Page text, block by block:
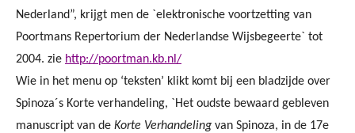
Nederland”, krijgt men de `elektronische voortzetting van
Poortmans Repertorium der Nederlandse Wijsbegeerte` tot
2004. zie http://poortman.kb.nl/
Wie in het menu op ‘teksten’ klikt komt bij een bladzijde over
Spinoza´s Korte verhandeling, `Het oudste bewaard gebleven
manuscript van de Korte Verhandeling van Spinoza, in de 17e